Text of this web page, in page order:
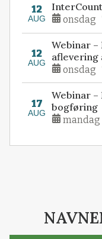
12
AUG onsdag
12
AUG
Webinar
aflevering
onsdag
17
AUG
Webinar –
bogføring
mandag